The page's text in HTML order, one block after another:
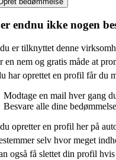
endnu ikke nogen
er tilknyttet denne
en nem og gratis måde at
har oprettet en profil får du
Modtage en mail hver gang
Besvare alle dine
opretter en profil her på
selv hvor meget
også få slettet din profil